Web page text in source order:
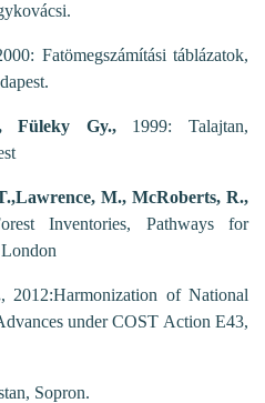
Fatömegszámítási táblázatok,
Füleky Gy., 1999: Talajtan,
M., McRoberts, R.,
Inventories, Pathways for
, 2012:Harmonization of National
under COST Action E43,
Sopron.